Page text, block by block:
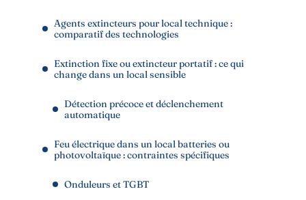
Agents extincteurs pour local technique :
comparatif des technologies
Extinction fixe ou extincteur portatif : ce qui
change dans un local sensible
Détection précoce et déclenchement
automatique
Feu électrique dans un local batteries ou
photovoltaïque : contraintes spécifiques
Onduleurs et TGBT